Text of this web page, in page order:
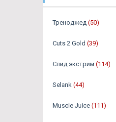
Треноджед (50)
Cuts 2 Gold (39)
Спид экстрим (114)
Selank (44)
Muscle Juice (111)